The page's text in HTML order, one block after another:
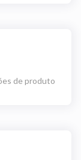
de produto